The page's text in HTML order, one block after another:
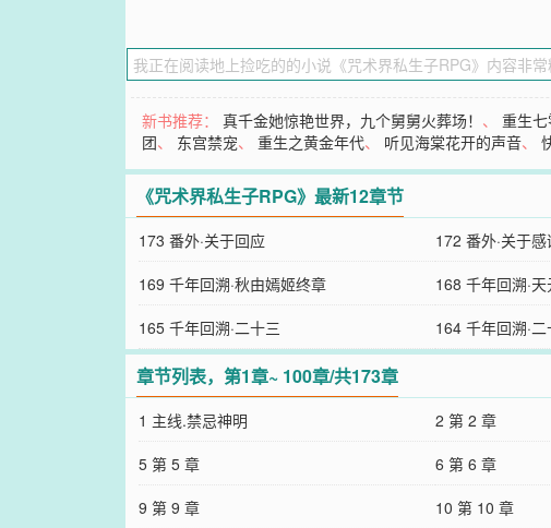
新书推荐：真千金她惊艳世界，九个舅舅火葬场！ 、重生
团、 东宫禁宠、重生之黄金年代、 听见海棠花开的声音、
《咒术界私生子RPG》最新12章节
173 番外·关于回应 172 番外·关于感
169 千年回溯·秋由嫣姬终章
168 千年回溯·
165 千年回溯·二十三
164 千年回溯·
章节列表，第1章~ 100章/共173章
1 主线.禁忌神明 2 第 2 章
5 第 5 章
6 第 6 章
9 第 9 章
10 第 10 章